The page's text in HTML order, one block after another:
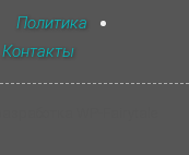
Политика
Контакты